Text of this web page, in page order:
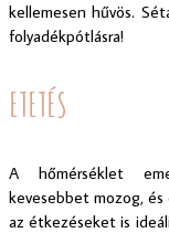
kellemesen hűvös.
folyadékpótlásra!
ETETÉS
A hőmérséklet
kevesebbet mozog, és
az étkezéseket is